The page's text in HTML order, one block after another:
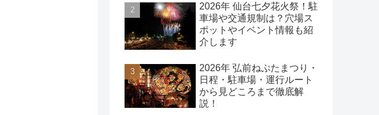
2026年 仙台七夕花火祭！駐
車場や交通規制は？穴場ス
ポットやイベント情報も紹
介します
2026年 弘前ねぷたまつり・
日程・駐車場・運行ルート
から見どころまで徹底解
説！